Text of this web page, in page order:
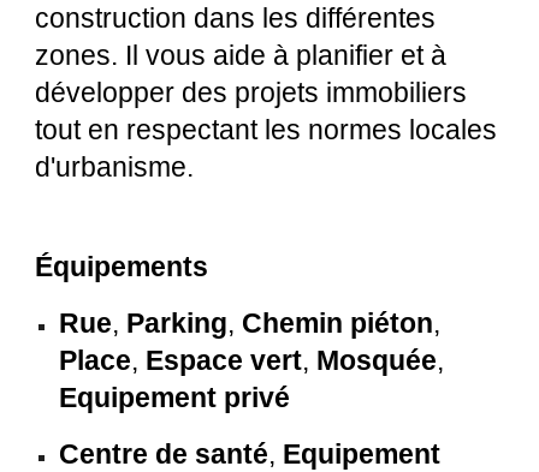
construction dans les différentes
zones. Il vous aide à planifier et à
développer des projets immobiliers
tout en respectant les normes locales
d'urbanisme.
Équipements
Rue, Parking, Chemin piéton,
Place, Espace vert, Mosquée,
Equipement privé
Centre de santé, Equipement